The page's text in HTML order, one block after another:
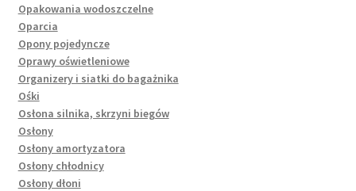
Opakowania wodoszczelne
Oparcia
Opony pojedyncze
Oprawy oświetleniowe
Organizery i siatki do bagażnika
Ośki
Osłona silnika, skrzyni biegów
Osłony
Osłony amortyzatora
Osłony chłodnicy
Osłony dłoni